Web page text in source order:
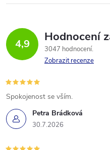
4,9 Hodnocení
3047 hodnocení
Zobrazit recenze
Petra Brádková
30.7.2026
Spokojenost se vším.